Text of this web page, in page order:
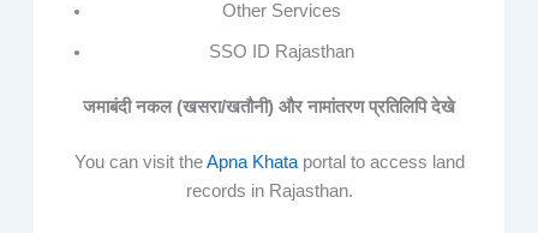
Other Services
SSO ID Rajasthan
जमाबंदी नकल (खसरा/खतौनी) और नामांतरण प्रतिलिपि देखे
You can visit theApna Khataportal to access land
records in Rajasthan.